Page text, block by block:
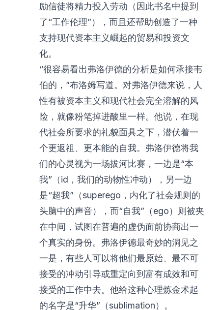
励信徒将精力投入劳动（因此书名中提到
了“工作伦理”），而且还帮助创造了一种
支持现代资本主义崛起的贸易和投资文
化。
“很容易看出弗洛伊德的分析是如何承接韦
伯的，”布洛姆写道。对弗洛伊德来说，人
性有被资本主义和现代社会完全溶解的风
险，就像粉笔掉进酸里一样。他说，在现
代社会所要求的礼貌面具之下，潜伏着一
个更返祖、更本能的自我。弗洛伊德将我
们的心灵视为一场拔河比赛，一边是“本
我”（id，我们的动物性冲动），另一边
是“超我”（superego，内化了社会规则的
头脑中的声音），而“自我”（ego）则被夹
在中间，试图在普遍的虚伪面前协商出一
个真实的身份。弗洛伊德最奇妙的洞见之
一是，有些人可以将他们最原始、最不可
接受的冲动引导或重定向到富有成效和可
接受的工作中去。他给这种心理炼金术起
的名字是“升华”（sublimation）。